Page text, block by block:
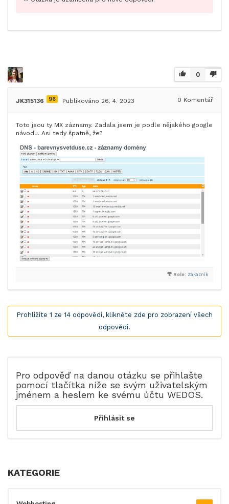
0
JK315136 96 Publikováno 26. 4. 2023 0 Komentář
Toto jsou ty MX záznamy. Zadala jsem je podle nějakého google
návodu. Asi tedy špatně, že?
Role: Zákazník
Prohlížíte 1 ze 14 odpovědí, klikněte zde pro zobrazení všech
odpovědí.
Pro odpověď na danou otázku se přihlašte
pomocí tlačítka níže se svým uživatelským
jménem a heslem ke svému účtu WEDOS.
KATEGORIE